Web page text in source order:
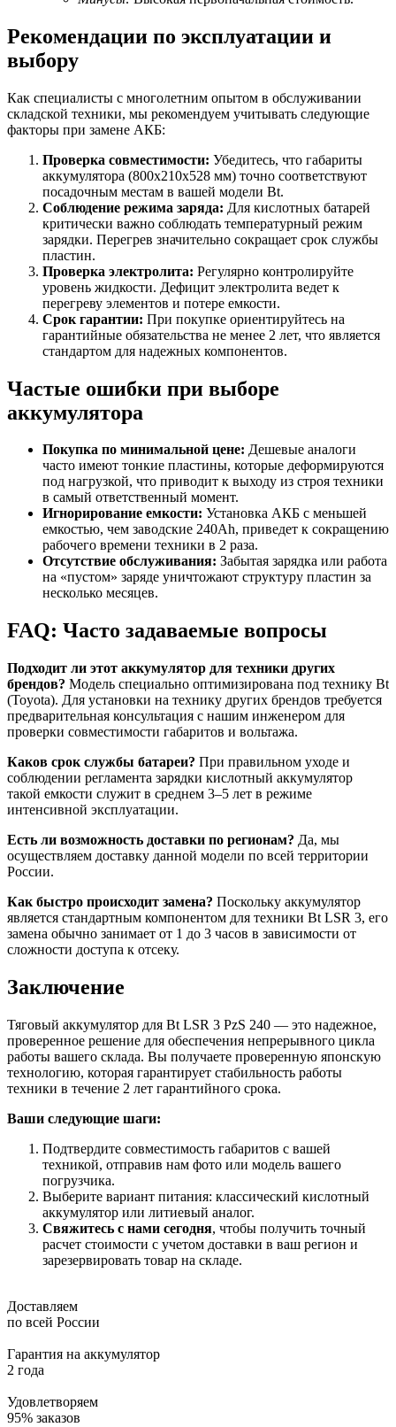
Рекомендации по эксплуатации и
выбору
Как специалисты с многолетним опытом в обслуживании
складской техники, мы рекомендуем учитывать следующие
факторы при замене АКБ:
Проверка совместимости: Убедитесь, что габариты
аккумулятора (800x210x528 мм) точно соответствуют
посадочным местам в вашей модели Bt.
Соблюдение режима заряда: Для кислотных батарей
критически важно соблюдать температурный режим
зарядки. Перегрев значительно сокращает срок службы
пластин.
Проверка электролита: Регулярно контролируйте
уровень жидкости. Дефицит электролита ведет к
перегреву элементов и потере емкости.
Срок гарантии: При покупке ориентируйтесь на
гарантийные обязательства не менее 2 лет, что является
стандартом для надежных компонентов.
Частые ошибки при выборе
аккумулятора
Покупка по минимальной цене: Дешевые аналоги
часто имеют тонкие пластины, которые деформируются
под нагрузкой, что приводит к выходу из строя техники
в самый ответственный момент.
Игнорирование емкости: Установка АКБ с меньшей
емкостью, чем заводские 240Ah, приведет к сокращению
рабочего времени техники в 2 раза.
Отсутствие обслуживания: Забытая зарядка или работа
на «пустом» заряде уничтожают структуру пластин за
несколько месяцев.
FAQ: Часто задаваемые вопросы
Подходит ли этот аккумулятор для техники других
брендов? Модель специально оптимизирована под технику Bt
(Toyota). Для установки на технику других брендов требуется
предварительная консультация с нашим инженером для
проверки совместимости габаритов и вольтажа.
Каков срок службы батареи? При правильном уходе и
соблюдении регламента зарядки кислотный аккумулятор
такой емкости служит в среднем 3–5 лет в режиме
интенсивной эксплуатации.
Есть ли возможность доставки по регионам? Да, мы
осуществляем доставку данной модели по всей территории
России.
Как быстро происходит замена? Поскольку аккумулятор
является стандартным компонентом для техники Bt LSR 3, его
замена обычно занимает от 1 до 3 часов в зависимости от
сложности доступа к отсеку.
Заключение
Тяговый аккумулятор для Bt LSR 3 PzS 240 — это надежное,
проверенное решение для обеспечения непрерывного цикла
работы вашего склада. Вы получаете проверенную японскую
технологию, которая гарантирует стабильность работы
техники в течение 2 лет гарантийного срока.
Ваши следующие шаги:
Подтвердите совместимость габаритов с вашей
техникой, отправив нам фото или модель вашего
погрузчика.
Выберите вариант питания: классический кислотный
аккумулятор или литиевый аналог.
Свяжитесь с нами сегодня, чтобы получить точный
расчет стоимости с учетом доставки в ваш регион и
зарезервировать товар на складе.
Доставляем
по всей России
Гарантия на аккумулятор
2 года
Удовлетворяем
95% заказов